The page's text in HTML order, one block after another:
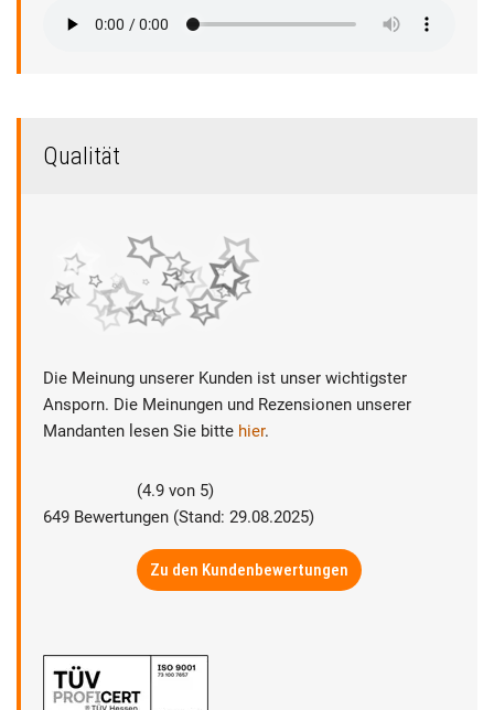
Qualität
Die Meinung unserer Kunden ist unser wichtigster
Ansporn. Die Meinungen und Rezensionen unserer
Mandanten lesen Sie bitte hier.
(4.9 von 5)
649 Bewertungen (Stand: 29.08.2025)
Zu den Kundenbewertungen